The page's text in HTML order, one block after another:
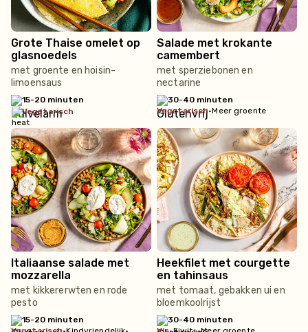
Grote Thaise omelet op
glasnoedels
met groente en hoisin-
limoensaus
15-20 minuten
vegetarisch
Salade met krokante
camembert
met sperziebonen en
nectarine
30-40 minuten
vegetarisch•Meer groente
Italiaanse salade met
mozzarella
met kikkererwten en rode
pesto
15-20 minuten
Heekfilet met courgette
en tahinsaus
met tomaat, gebakken ui en
bloemkoolrijst
30-40 minuten